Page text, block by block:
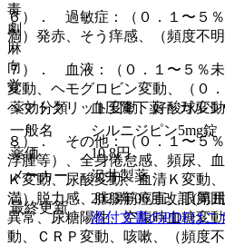
６）． 過敏症：（０．１〜５
満）発赤、そう痒感、（頻度不明
７）． 血液：（０．１〜５％
変動、ヘモグロビン変動、（０
ヘマトクリット変動、好酸球変動
８）． その他：（０．１〜５
浮腫等）、全身倦怠感、頻尿、
Ｋ変動、尿酸変動、血清Ｋ変動
満）脱力感、腓腸筋痙直、眼周
異常、尿糖陽性、空腹時血糖変
動、ＣＲＰ変動、咳嗽、（頻度不
毒
劇
麻
向
覚
薬効分類
血圧降下薬 > カル
一般名
シルニジピン5mg錠
薬価
10.8円
メーカー
沢井製薬
最終更新
2023年06月改訂(第1
添付文書のPDFはこ